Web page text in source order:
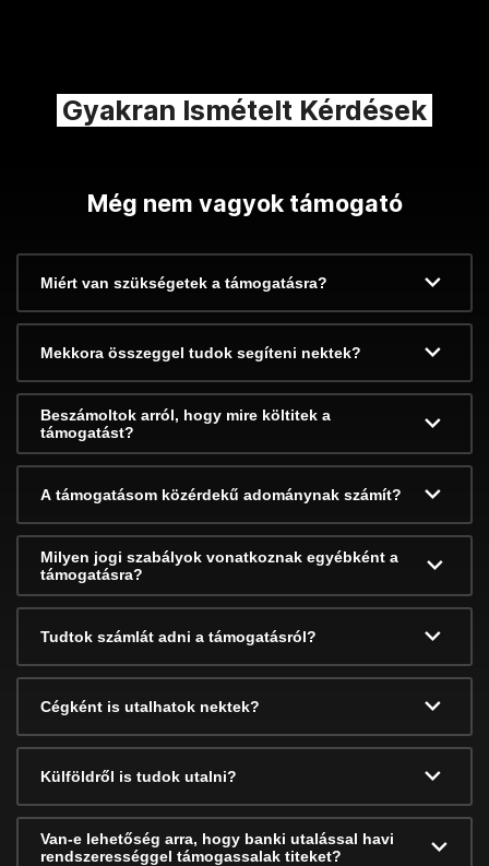
Gyakran Ismételt Kérdések
Még nem vagyok támogató
Miért van szükségetek a támogatásra?
Mekkora összeggel tudok segíteni nektek?
Beszámoltok arról, hogy mire költitek a
támogatást?
A támogatásom közérdekű adománynak számít?
Milyen jogi szabályok vonatkoznak egyébként a
támogatásra?
Tudtok számlát adni a támogatásról?
Cégként is utalhatok nektek?
Külföldről is tudok utalni?
Van-e lehetőség arra, hogy banki utalással havi
rendszerességgel támogassalak titeket?